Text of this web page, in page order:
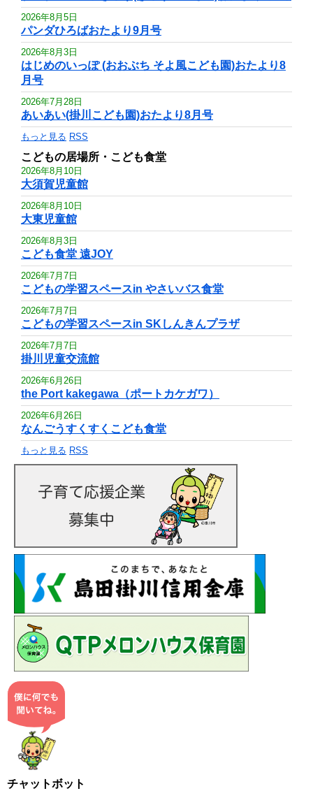
2026年8月5日
パンダひろばおたより9月号
2026年8月3日
はじめのいっぽ (おおぶち そよ風こども園)おたより8
月号
2026年7月28日
あいあい(掛川こども園)おたより8月号
もっと見る RSS
こどもの居場所・こども食堂
2026年8月10日
大須賀児童館
2026年8月10日
大東児童館
2026年8月3日
こども食堂 遠JOY
2026年7月7日
こどもの学習スペースin やさいバス食堂
2026年7月7日
こどもの学習スペースin SKしんきんプラザ
2026年7月7日
掛川児童交流館
2026年6月26日
the Port kakegawa（ポートカケガワ）
2026年6月26日
なんごうすくすくこども食堂
もっと見る RSS
チャットボット